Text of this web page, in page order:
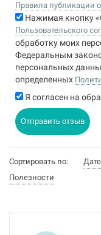
Правила публикации
Нажимая кнопку
Пользовательского
обработку моих
Федеральным
персональных
определенных
Я согласен на
Отправить отзыв
Сортировать по: Дате
Полезности